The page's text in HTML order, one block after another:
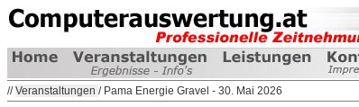
//Veranstaltungen / Pama Energie Gravel - 30. Mai 2026